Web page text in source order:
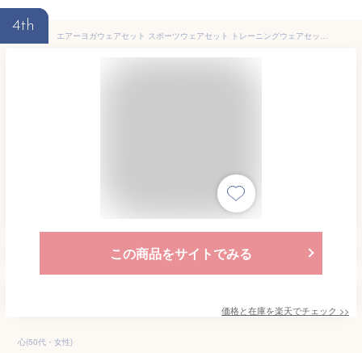
4th
エアーヨガウェアセット スポーツウェアセット トレーニングウェアセット スポーツウェア上下セット レディースウェアセット ホットヨガ トレーニングウェア上下セット ヨガウェア上下セット スポーツウェアセットおしゃれ ピラティスウェア ピラティスウェアセット
この商品をサイトでみる
価格と在庫を楽天でチェック >>
心(50代・女性)